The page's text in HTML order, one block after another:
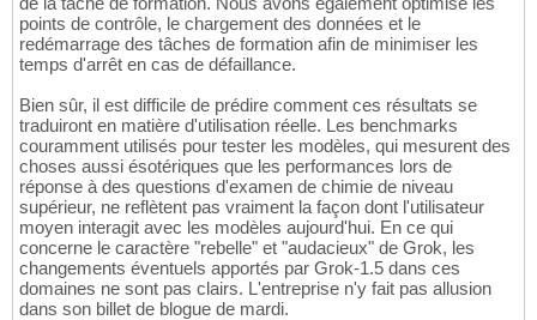
points de contrôle, le chargement des données et le
redémarrage des tâches de formation afin de minimiser les
temps d'arrêt en cas de défaillance.
Bien sûr, il est difficile de prédire comment ces résultats se
traduiront en matière d'utilisation réelle. Les benchmarks
couramment utilisés pour tester les modèles, qui mesurent des
choses aussi ésotériques que les performances lors de
réponse à des questions d'examen de chimie de niveau
supérieur, ne reflètent pas vraiment la façon dont l'utilisateur
moyen interagit avec les modèles aujourd'hui. En ce qui
concerne le caractère "rebelle" et "audacieux" de Grok, les
changements éventuels apportés par Grok-1.5 dans ces
domaines ne sont pas clairs. L'entreprise n'y fait pas allusion
dans son billet de blogue de mardi.